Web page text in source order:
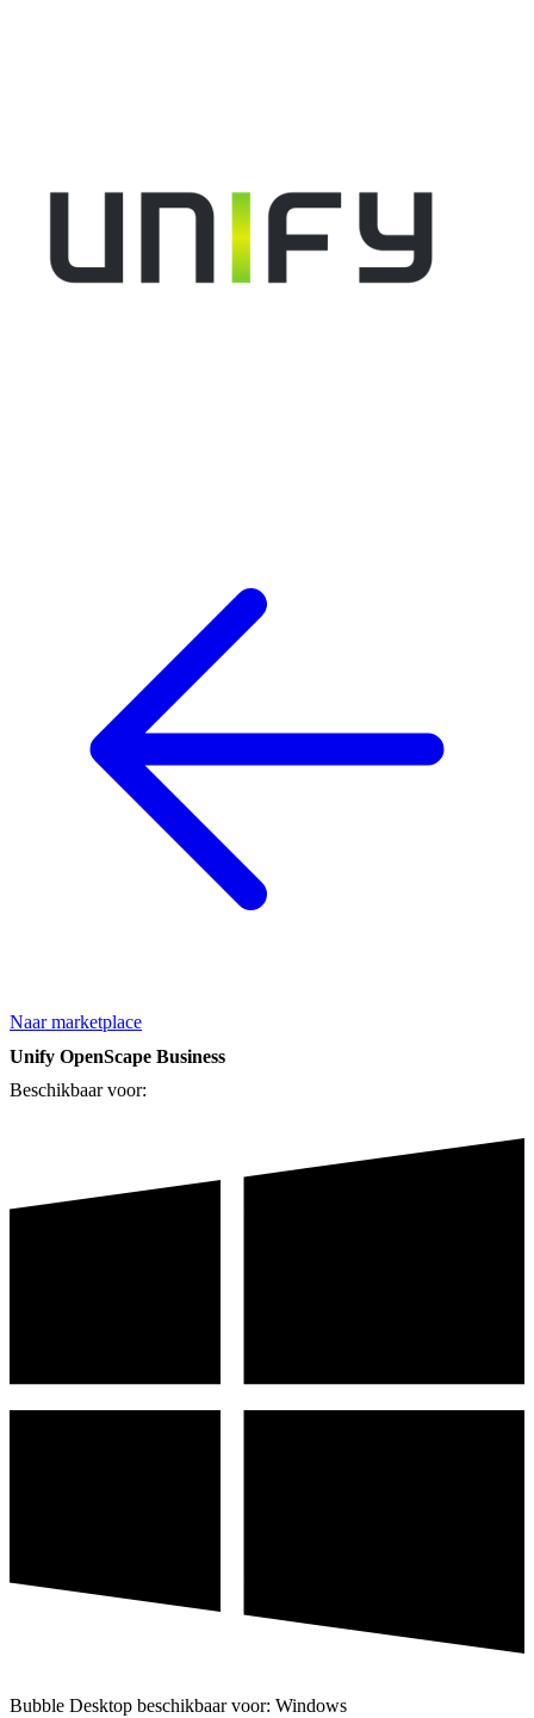
Naar marketplace
Unify OpenScape Business
Beschikbaar voor:
Bubble Desktop beschikbaar voor: Windows